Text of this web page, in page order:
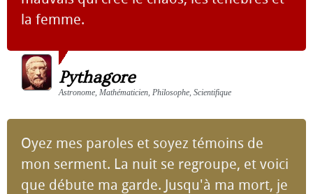
la femme.
Pythagore
Astronome, Mathématicien, Philosophe, Scientifique
Oyez mes paroles et soyez témoins de
mon serment. La nuit se regroupe, et voici
que débute ma garde. Jusqu'à ma mort, je